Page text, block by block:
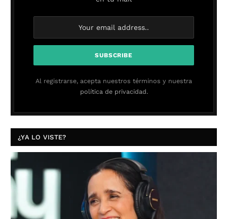
Al registrarse, acepta nuestros términos y nuestra
política de privacidad.
¿YA LO VISTE?